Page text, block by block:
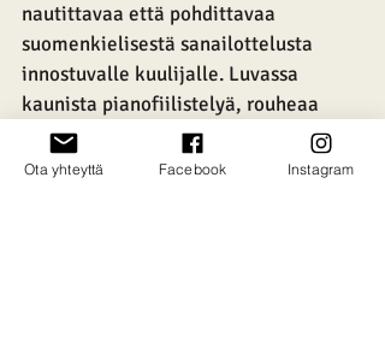
nautittavaa että pohdittavaa
suomenkielisestä sanailottelusta
innostuvalle kuulijalle. Luvassa
kaunista pianofiilistelyä, rouheaa
progerokkia ja heiluvia käsiä!
Ota yhteyttä Facebook Instagram